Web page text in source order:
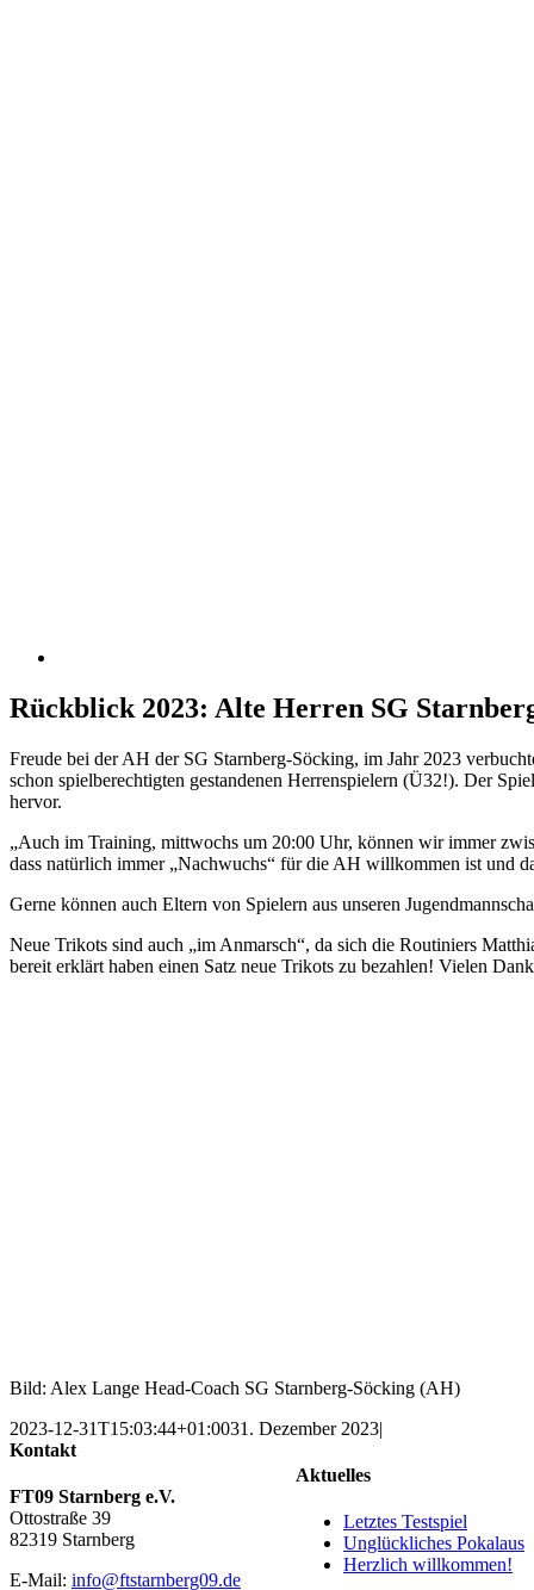
Rückblick 2023: Alte Herren SG
Freude bei der AH der SG Starnberg-Söcking, im Jahr 2023
schon spielberechtigten gestandenen Herrenspielern (Ü32!). Der
hervor.
„Auch im Training, mittwochs um 20:00 Uhr, können wir immer
dass natürlich immer „Nachwuchs“ für die AH willkommen ist und
Gerne können auch Eltern von Spielern aus unseren
Neue Trikots sind auch „im Anmarsch“, da sich die Routiniers
bereit erklärt haben einen Satz neue Trikots zu bezahlen! Vielen
Bild: Alex Lange Head-Coach SG Starnberg-Söcking (AH)
2023-12-31T15:03:44+01:0031. Dezember 2023|
Aktuelles
Letztes Testspiel
Unglückliches Pokalaus
Herzlich willkommen!
Kontakt
FT09 Starnberg e.V.
Ottostraße 39
82319 Starnberg
E-Mail: info@ftstarnberg09.de